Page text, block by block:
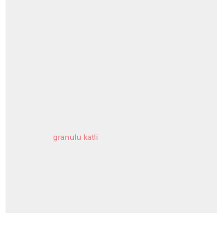
granulu katli